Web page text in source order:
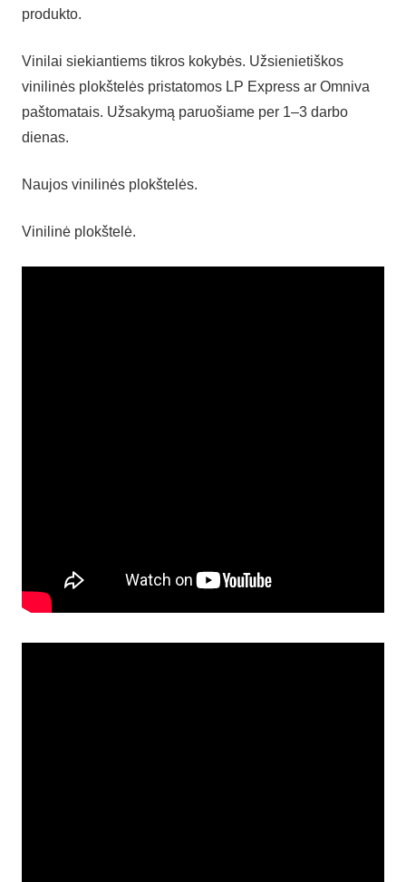
produkto.
Vinilai siekiantiems tikros kokybės. Užsienietiškos
vinilinės plokštelės pristatomos LP Express ar Omniva
paštomatais. Užsakymą paruošiame per 1–3 darbo
dienas.
Naujos vinilinės plokštelės.
Vinilinė plokštelė.